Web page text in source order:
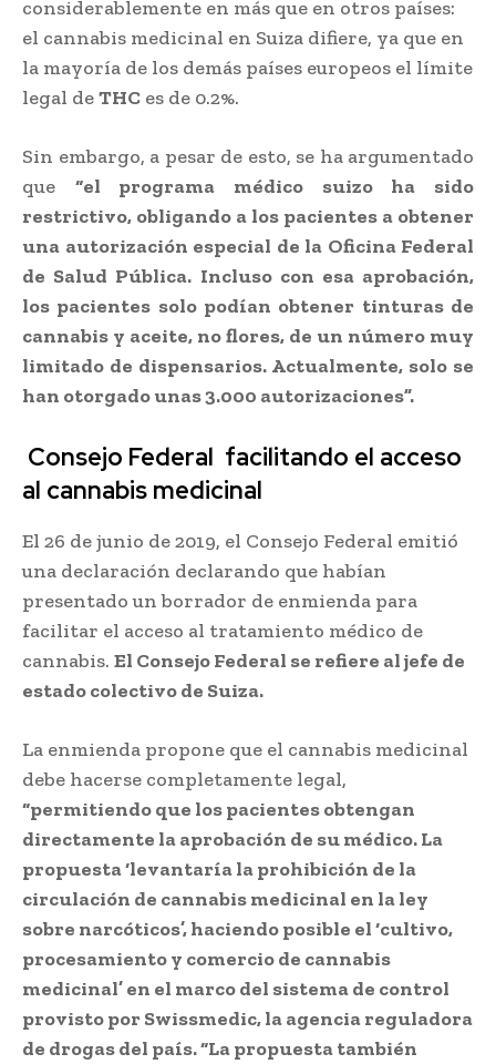
considerablemente en más que en otros países:
el cannabis medicinal en Suiza difiere, ya que en
la mayoría de los demás países europeos el límite
legal deTHC es de 0.2%.
Sin embargo, a pesar de esto, se ha argumentado
que “el programa médico suizo ha sido
restrictivo, obligando a los pacientes a obtener
una autorización especial de la Oficina Federal
de Salud Pública. Incluso con esa aprobación,
los pacientes solo podían obtener tinturas de
cannabis y aceite, no flores, de un número muy
limitado de dispensarios. Actualmente, solo se
han otorgado unas 3.000 autorizaciones”.
Consejo Federal facilitando el acceso
al cannabis medicinal
El 26 de junio de 2019, el Consejo Federal emitió
una declaración declarando que habían
presentado un borrador de enmienda para
facilitar el acceso al tratamiento médico de
cannabis. El Consejo Federal se refiere al jefe de
estado colectivo de Suiza.
La enmienda propone que el cannabis medicinal
debe hacerse completamente legal,
“permitiendo que los pacientes obtengan
directamente la aprobación de su médico. La
propuesta ‘levantaría la prohibición de la
circulación de cannabis medicinal en la ley
sobre narcóticos’, haciendo posible el ‘cultivo,
procesamiento y comercio de cannabis
medicinal’ en el marco del sistema de control
provisto por Swissmedic, la agencia reguladora
de drogas del país. “La propuesta también